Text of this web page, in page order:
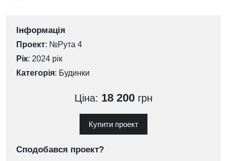
Інформація
Проект: №Рута 4
Рік: 2024 рік
Категорія: Будинки
Ціна: 18 200 грн
Купити проект
Сподобався проект?